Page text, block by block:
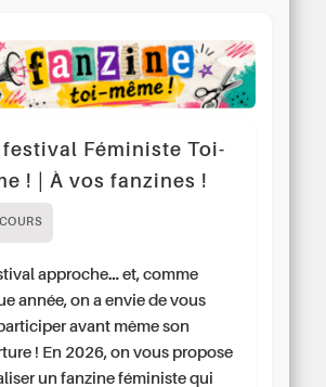
festival Féministe Toi-
! | À vos fanzines !
approche… et, comme
année, on a envie de vous
avant même son
! En 2026, on vous propose
un fanzine féministe qui